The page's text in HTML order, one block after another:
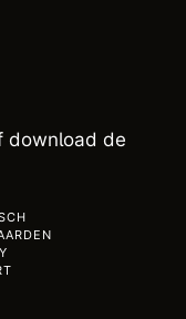
download de